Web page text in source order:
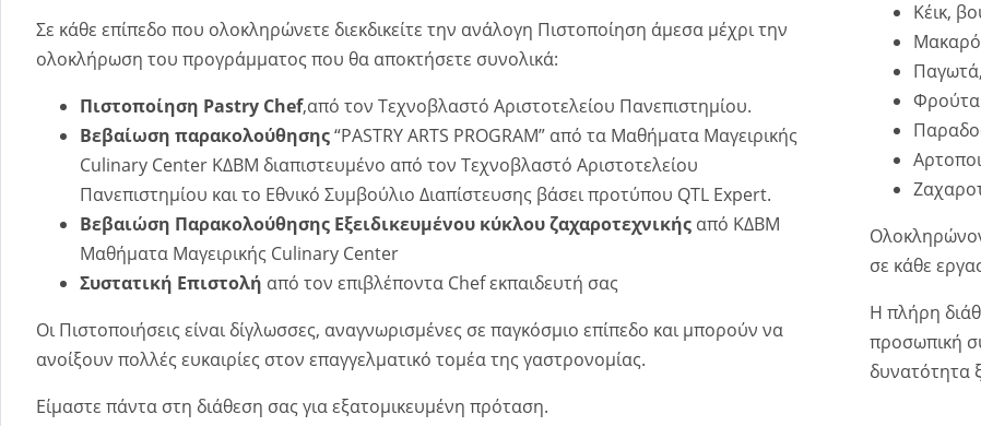
Σε κάθε επίπεδο που ολοκληρώνετε διεκδικείτε την ανάλογη Πιστοποίηση άμεσα μέχρι την
ολοκλήρωση του προγράμματος που θα αποκτήσετε συνολικά:
Πιστοποίηση Pastry Chef,από τον Τεχνοβλαστό Αριστοτελείου Πανεπιστημίου.
Βεβαίωση παρακολούθησης“PASTRY ARTS PROGRAM” από τα Μαθήματα Μαγειρικής
Culinary Center ΚΔΒΜ διαπιστευμένο από τον Τεχνοβλαστό Αριστοτελείου
Πανεπιστημίου και το Εθνικό Συμβούλιο Διαπίστευσης βάσει προτύπου QTL Expert.
Βεβαιώση Παρακολούθησης Εξειδικευμένου κύκλου ζαχαροτεχνικής από ΚΔΒΜ
Μαθήματα Μαγειρικής Culinary Center
Συστατική Επιστολή από τον επιβλέποντα Chef εκπαιδευτή σας
Οι Πιστοποιήσεις είναι δίγλωσσες, αναγνωρισμένες σε παγκόσμιο επίπεδο και μπορούν να
ανοίξουν πολλές ευκαιρίες στον επαγγελματικό τομέα της γαστρονομίας.
Είμαστε πάντα στη διάθεση σας για εξατομικευμένη πρόταση.
Κέικ,
Φρούτα
σε κάθε
Η πλήρη
προσωπική
δυνατότητα